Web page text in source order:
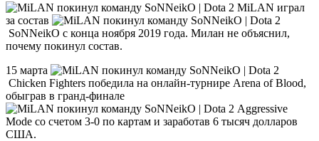
MiLAN играл
за состав
SoNNeikO с конца ноября 2019 года. Милан не объяснил,
почему покинул состав.
15 марта
Chicken Fighters победила на онлайн-турнире Arena of Blood,
обыграв в гранд-финале
Aggressive
Mode со счетом 3-0 по картам и заработав 6 тысяч долларов
США.